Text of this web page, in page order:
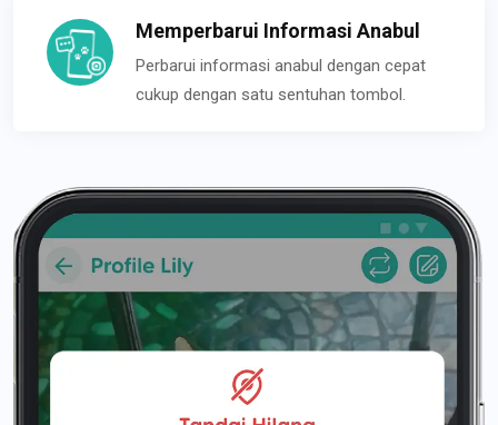
Memperbarui Informasi Anabul
Perbarui informasi anabul dengan cepat
cukup dengan satu sentuhan tombol.